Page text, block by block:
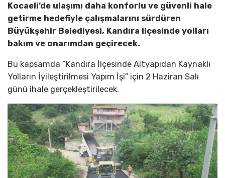
Kocaeli’de ulaşımı daha konforlu ve güvenli hale
getirme hedefiyle çalışmalarını sürdüren
Büyükşehir Belediyesi, Kandıra ilçesinde yolları
bakım ve onarımdan geçirecek.
Bu kapsamda “Kandıra İlçesinde Altyapıdan Kaynaklı
Yolların İyileştirilmesi Yapım İşi” için 2 Haziran Salı
günü ihale gerçekleştirilecek.